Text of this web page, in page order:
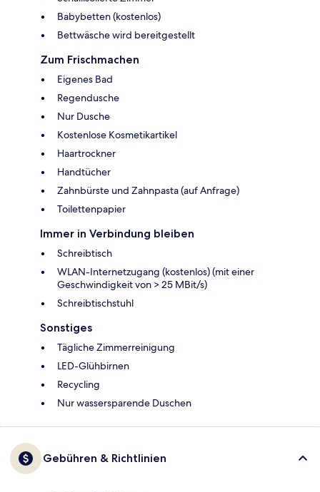
Babybetten (kostenlos)
Bettwäsche wird bereitgestellt
Zum Frischmachen
Eigenes Bad
Regendusche
Nur Dusche
Kostenlose Kosmetikartikel
Haartrockner
Handtücher
Zahnbürste und Zahnpasta (auf Anfrage)
Toilettenpapier
Immer in Verbindung bleiben
Schreibtisch
WLAN-Internetzugang (kostenlos) (mit einer
Geschwindigkeit von > 25 MBit/s)
Schreibtischstuhl
Sonstiges
Tägliche Zimmerreinigung
LED-Glühbirnen
Recycling
Nur wassersparende Duschen
Gebühren & Richtlinien